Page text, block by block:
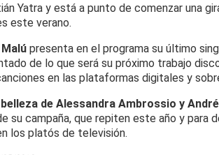
Yatra y está a punto de comenzar una
este verano.
presenta en el programa su último
de lo que será su próximo trabajo
en las plataformas digitales y
belleza de Alessandra Ambrossio y
su campaña, que repiten este año y para
los platós de televisión.